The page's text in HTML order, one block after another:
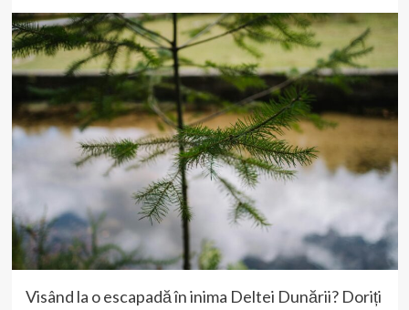
Visând la o escapadă în inima Deltei Dunării? Doriți